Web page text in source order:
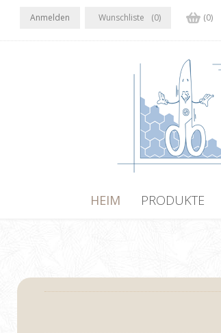
Anmelden Wunschliste (0) (0)
HEIM PRODUKTE